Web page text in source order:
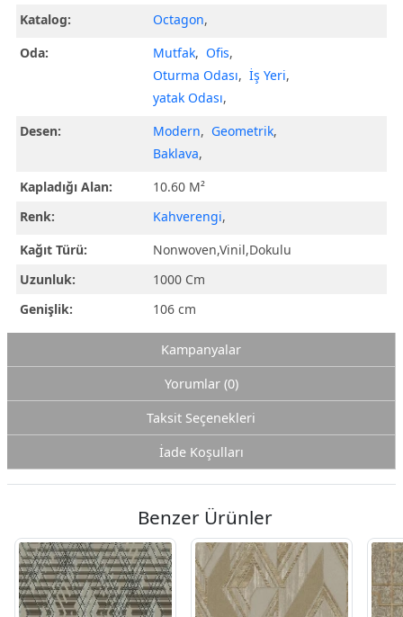
Katalog: Octagon,
Oda:
Mutfak, Ofis,
Oturma Odası, İş Yeri,
yatak Odası,
Desen:
Modern, Geometrik,
Baklava,
Kapladığı Alan:
10.60 M²
Renk:
Kahverengi,
Kağıt Türü:
Nonwoven,Vinil,Dokulu
Uzunluk:
1000 Cm
Genişlik:
106 cm
Kampanyalar
Yorumlar (0)
Taksit Seçenekleri
İade Koşulları
Benzer Ürünler